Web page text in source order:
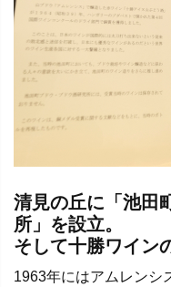
清見の丘に「池田
所」を設立。
そして十勝ワイン
1963年にはアムレンシ